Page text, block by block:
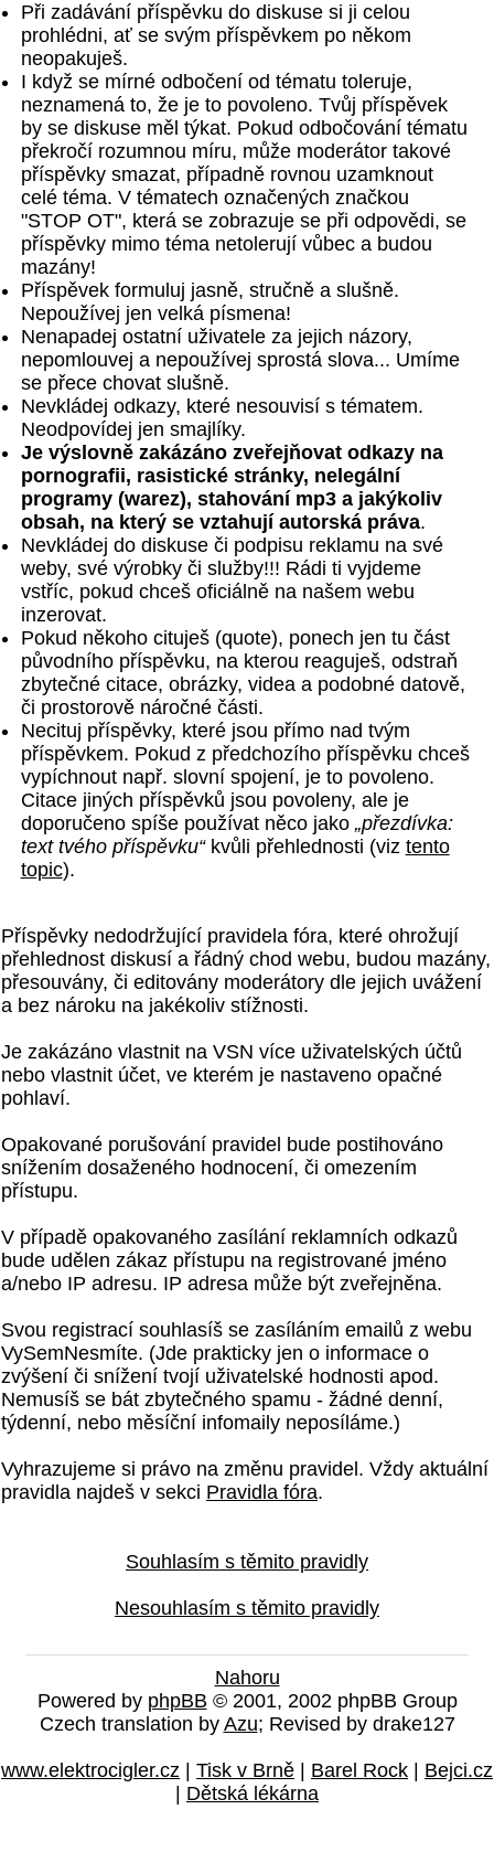
Při zadávání příspěvku do diskuse si ji celou
prohlédni, ať se svým příspěvkem po někom
neopakuješ.
I když se mírné odbočení od tématu toleruje,
neznamená to, že je to povoleno. Tvůj příspěvek
by se diskuse měl týkat. Pokud odbočování tématu
překročí rozumnou míru, může moderátor takové
příspěvky smazat, případně rovnou uzamknout
celé téma. V tématech označených značkou
"STOP OT", která se zobrazuje se při odpovědi, se
příspěvky mimo téma netolerují vůbec a budou
mazány!
Příspěvek formuluj jasně, stručně a slušně.
Nepoužívej jen velká písmena!
Nenapadej ostatní uživatele za jejich názory,
nepomlouvej a nepoužívej sprostá slova... Umíme
se přece chovat slušně.
Nevkládej odkazy, které nesouvisí s tématem.
Neodpovídej jen smajlíky.
Je výslovně zakázáno zveřejňovat odkazy na
pornografii, rasistické stránky, nelegální
programy (warez), stahování mp3 a jakýkoliv
obsah, na který se vztahují autorská práva.
Nevkládej do diskuse či podpisu reklamu na své
weby, své výrobky či služby!!! Rádi ti vyjdeme
vstříc, pokud chceš oficiálně na našem webu
inzerovat.
Pokud někoho cituješ (quote), ponech jen tu část
původního příspěvku, na kterou reaguješ, odstraň
zbytečné citace, obrázky, videa a podobné datově,
či prostorově náročné části.
Necituj příspěvky, které jsou přímo nad tvým
příspěvkem. Pokud z předchozího příspěvku chceš
vypíchnout např. slovní spojení, je to povoleno.
Citace jiných příspěvků jsou povoleny, ale je
doporučeno spíše používat něco jako „přezdívka:
text tvého příspěvku“kvůli přehlednosti (viz tento
topic).
Příspěvky nedodržující pravidela fóra, které ohrožují
přehlednost diskusí a řádný chod webu, budou mazány,
přesouvány, či editovány moderátory dle jejich uvážení
a bez nároku na jakékoliv stížnosti.
Je zakázáno vlastnit na VSN více uživatelských účtů
nebo vlastnit účet, ve kterém je nastaveno opačné
pohlaví.
Opakované porušování pravidel bude postihováno
snížením dosaženého hodnocení, či omezením
přístupu.
V případě opakovaného zasílání reklamních odkazů
bude udělen zákaz přístupu na registrované jméno
a/nebo IP adresu. IP adresa může být zveřejněna.
Svou registrací souhlasíš se zasíláním emailů z webu
VySemNesmíte. (Jde prakticky jen o informace o
zvýšení či snížení tvojí uživatelské hodnosti apod.
Nemusíš se bát zbytečného spamu - žádné denní,
týdenní, nebo měsíční infomaily neposíláme.)
Vyhrazujeme si právo na změnu pravidel. Vždy aktuální
pravidla najdeš v sekci Pravidla fóra.
Souhlasím s těmito pravidly
Nesouhlasím s těmito pravidly
Nahoru
Powered by phpBB © 2001, 2002 phpBB Group
Czech translation by Azu; Revised by drake127
www.elektrocigler.cz | Tisk v Brně | Barel Rock | Bejci.cz
| Dětská lékárna